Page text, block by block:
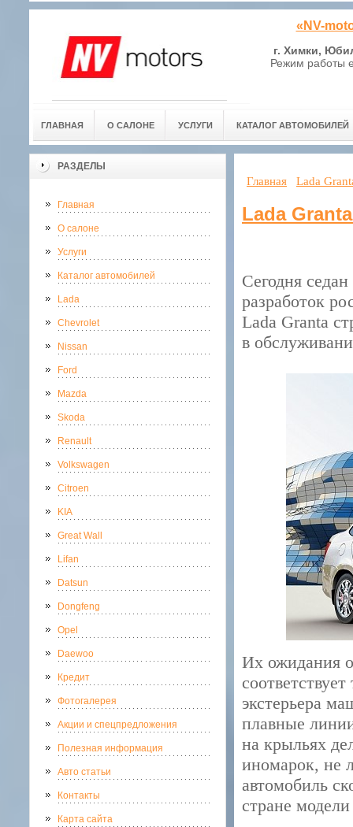
«NV-
г. Химки,
Режим работы
ГЛАВНАЯ О САЛОНЕ УСЛУГИ КАТАЛОГ АВТОМОБИЛЕЙ
РАЗДЕЛЫ
Главная
О салоне
Услуги
Каталог автомобилей
Lada
Chevrolet
Nissan
Ford
Mazda
Skoda
Renault
Volkswagen
Citroen
KIA
Great Wall
Lifan
Datsun
Dongfeng
Opel
Daewoo
Кредит
Фотогалерея
Акции и спецпредложения
Полезная информация
Авто статьи
Контакты
Карта сайта
Главная Lada
Lada
Сегодня
разработок
Lada Granta
в
Их ожидания
экстерьера
плавные
на крыльях
иномарок, не
автомобиль
стране